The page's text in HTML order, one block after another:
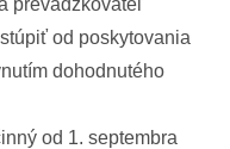
prevádzkovateľ
od poskytovania
dohodnutého
od 1. septembra